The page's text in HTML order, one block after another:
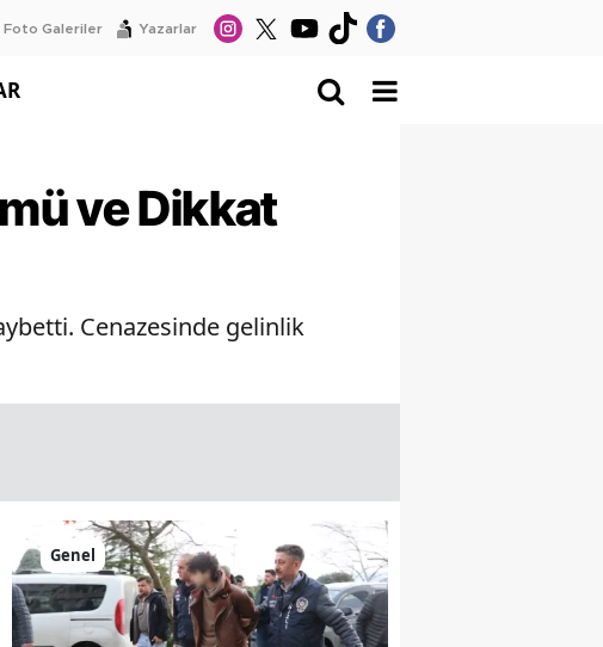
Foto Galeriler Yazarlar
ve Dikkat
Cenazesinde gelinlik
Genel